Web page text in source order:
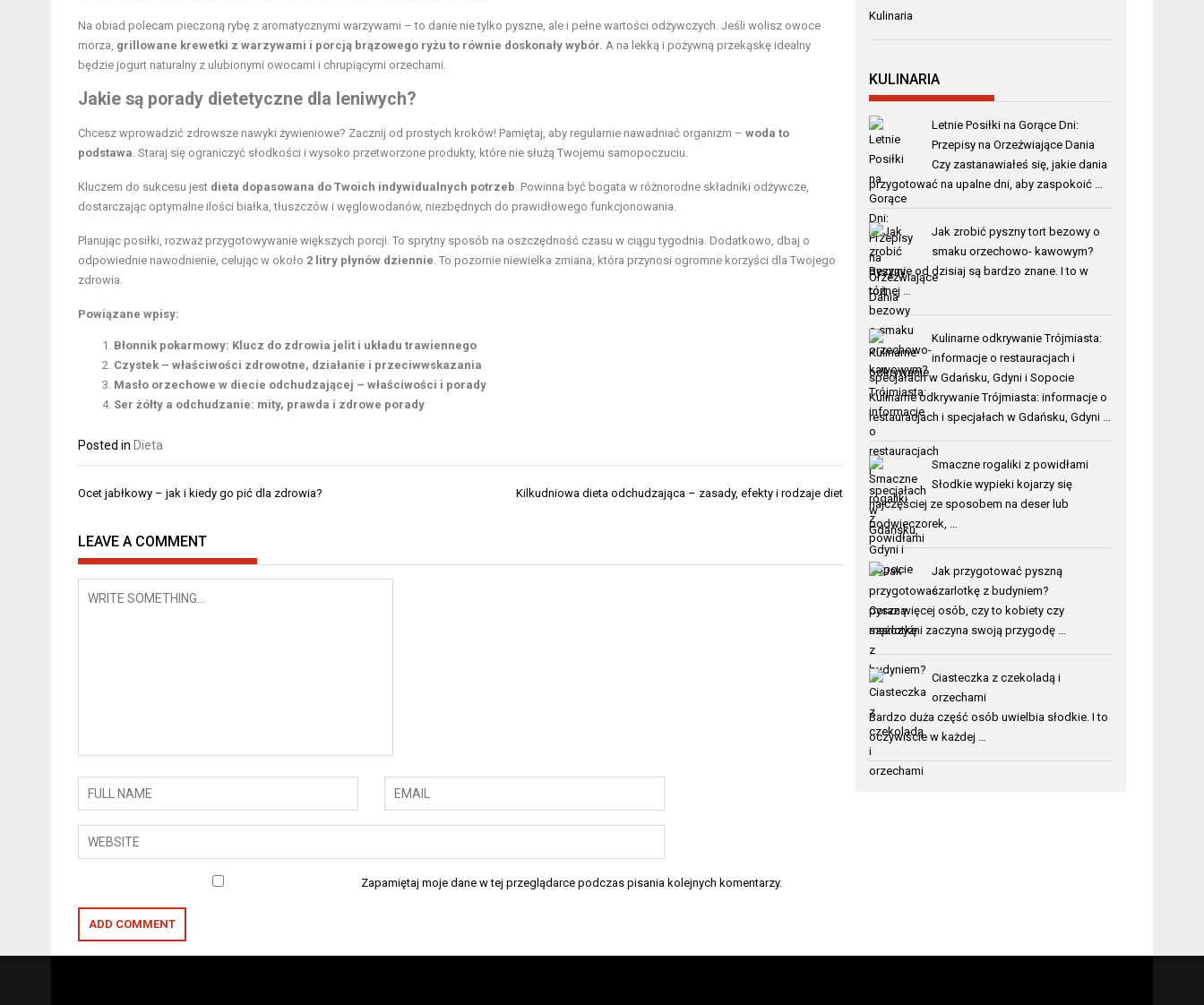
Na obiad polecam pieczoną rybę z aromatycznymi warzywami – to danie nie tylko pyszne, ale i pełne wartości odżywczych. Jeśli wolisz owoce
morza, grillowane krewetki z warzywami i porcją brązowego ryżu to równie doskonały wybór. A na lekką i pożywną przekąskę idealny
będzie jogurt naturalny z ulubionymi owocami i chrupiącymi orzechami.
Jakie są porady dietetyczne dla leniwych?
Chcesz wprowadzić zdrowsze nawyki żywieniowe? Zacznij od prostych kroków! Pamiętaj, aby regularnie nawadniać organizm – woda to
podstawa. Staraj się ograniczyć słodkości i wysoko przetworzone produkty, które nie służą Twojemu samopoczuciu.
Kluczem do sukcesu jest dieta dopasowana do Twoich indywidualnych potrzeb. Powinna być bogata w różnorodne składniki odżywcze,
dostarczając optymalne ilości białka, tłuszczów i węglowodanów, niezbędnych do prawidłowego funkcjonowania.
Planując posiłki, rozważ przygotowywanie większych porcji. To sprytny sposób na oszczędność czasu w ciągu tygodnia. Dodatkowo, dbaj o
odpowiednie nawodnienie, celując w około 2 litry płynów dziennie. To pozornie niewielka zmiana, która przynosi ogromne korzyści dla Twojego
zdrowia.
Powiązane wpisy:
Błonnik pokarmowy: Klucz do zdrowia jelit i układu trawiennego
Czystek – właściwości zdrowotne, działanie i przeciwwskazania
Masło orzechowe w diecie odchudzającej – właściwości i porady
Ser żółty a odchudzanie: mity, prawda i zdrowe porady
Posted in Dieta
Nawigacja
Ocet jabłkowy – jak i kiedy go pić dla zdrowia? Kilkudniowa dieta odchudzająca – zasady, efekty i rodzaje diet
LEAVE A COMMENT
Zapamiętaj moje dane w tej przeglądarce podczas pisania kolejnych komentarzy.
Kulinaria
KULINARIA
Letnie Posiłki na Gorące Dni:
Przepisy na Orzeźwiające Dania
Czy zastanawiałeś się, jakie dania
przygotować na upalne dni, aby zaspokoić …
Jak zrobić pyszny tort bezowy o
smaku orzechowo- kawowym?
Bezy nie od dzisiaj są bardzo znane. I to w
różnej …
Kulinarne odkrywanie Trójmiasta:
informacje o restauracjach i
specjałach w Gdańsku, Gdyni i Sopocie
Kulinarne odkrywanie Trójmiasta: informacje o
restauracjach i specjałach w Gdańsku, Gdyni …
Smaczne rogaliki z powidłami
Słodkie wypieki kojarzy się
najczęściej ze sposobem na deser lub
podwieczorek, …
Jak przygotować pyszną
szarlotkę z budyniem?
Coraz więcej osób, czy to kobiety czy
mężczyźni zaczyna swoją przygodę …
Ciasteczka z czekoladą i
orzechami
Bardzo duża część osób uwielbia słodkie. I to
oczywiście w każdej …